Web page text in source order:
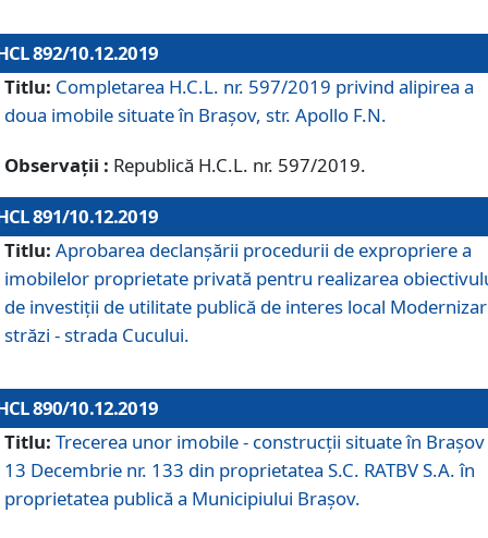
892/10.12.2019
Titlu: Completarea H.C.L. nr. 597/2019 privind alipirea a
doua imobile situate în Brașov, str. Apollo F.N.
Observații : Republică H.C.L. nr. 597/2019.
891/10.12.2019
Titlu: Aprobarea declanșării procedurii de expropriere a
imobilelor proprietate privată pentru realizarea
de investiții de utilitate publică de interes local
străzi - strada Cucului.
890/10.12.2019
Titlu: Trecerea unor imobile - construcții situate în Brașov
13 Decembrie nr. 133 din proprietatea S.C. RATBV S.A. în
proprietatea publică a Municipiului Brașov.